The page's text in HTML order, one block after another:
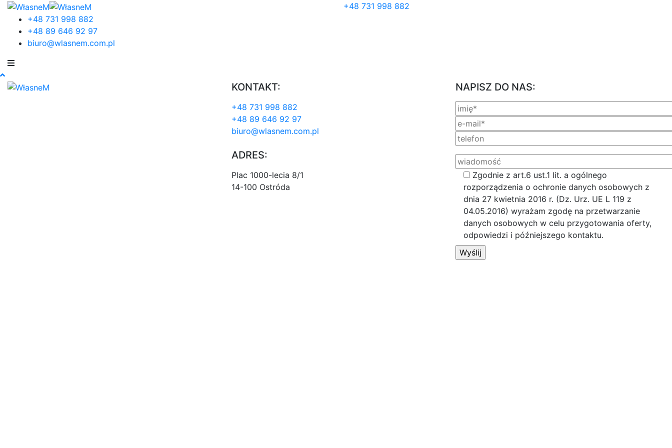
+48 731 998 882
+48 731 998 882
+48 89 646 92 97
biuro@wlasnem.com.pl
KONTAKT:
+48 731 998 882
+48 89 646 92 97
biuro@wlasnem.com.pl
ADRES:
Plac 1000-lecia 8/1
14-100 Ostróda
NAPISZ DO NAS:
Zgodnie z art.6 ust.1 lit. a ogólnego
rozporządzenia o ochronie danych osobowych z
dnia 27 kwietnia 2016 r. (Dz. Urz. UE L 119 z
04.05.2016) wyrażam zgodę na przetwarzanie
danych osobowych w celu przygotowania oferty,
odpowiedzi i późniejszego kontaktu.